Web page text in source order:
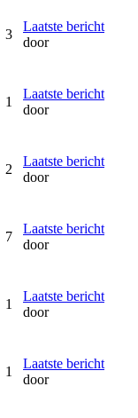
3
Laatste bericht
door
1
Laatste bericht
door
2
Laatste bericht
door
7
Laatste bericht
door
1
Laatste bericht
door
1
Laatste bericht
door